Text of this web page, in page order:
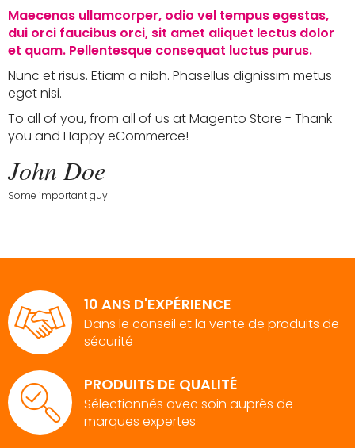
Maecenas ullamcorper, odio vel tempus egestas,
dui orci faucibus orci, sit amet aliquet lectus dolor
et quam. Pellentesque consequat luctus purus.
Nunc et risus. Etiam a nibh. Phasellus dignissim metus
eget nisi.
To all of you, from all of us at Magento Store - Thank
you and Happy eCommerce!
John Doe
Some important guy
10 ANS D'EXPÉRIENCE
Dans le conseil et la vente de produits de
sécurité
PRODUITS DE QUALITÉ
Sélectionnés avec soin auprès de
marques expertes